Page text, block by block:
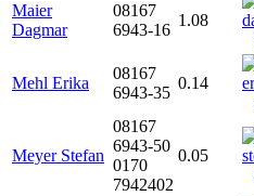
Maier
Dagmar
08167
6943-16
1.08
Mehl Erika
08167
6943-35
0.14
Meyer Stefan
08167
6943-50
0170
7942402
0.05